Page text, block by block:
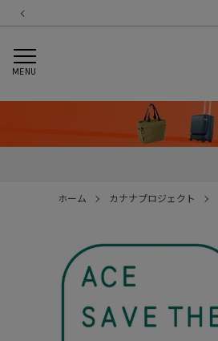
MENU
ホーム カナナプロジェクト